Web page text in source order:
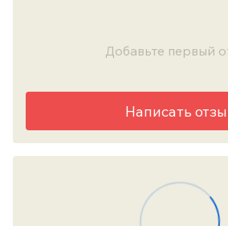
Добавьте первый
Написать